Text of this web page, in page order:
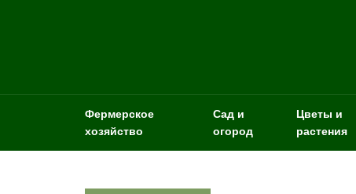
Фермерское
хозяйство
Сад и
огород
Цветы и
растения